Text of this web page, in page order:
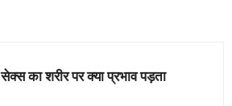
का शरीर पर क्या प्रभाव पड़ता